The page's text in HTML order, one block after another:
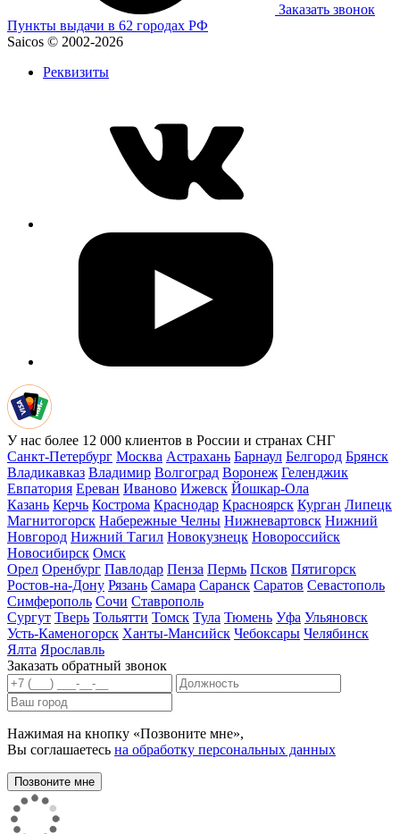
Заказать звонок
Пункты выдачи в 62 городах РФ
Saicos © 2002-2026
Реквизиты
У нас более 12 000 клиентов в России и странах СНГ
Санкт-Петербург Москва Астрахань Барнаул Белгород Брянск
Владикавказ Владимир Волгоград Воронеж Геленджик
Евпатория Ереван Иваново Ижевск Йошкар-Ола
Казань Керчь Кострома Краснодар Красноярск Курган Липецк
Магнитогорск Набережные Челны Нижневартовск Нижний
Новгород Нижний Тагил Новокузнецк Новороссийск
Новосибирск Омск
Орел Оренбург Павлодар Пенза Пермь Псков Пятигорск
Ростов-на-Дону Рязань Самара Саранск Саратов Севастополь
Симферополь Сочи Ставрополь
Сургут Тверь Тольятти Томск Тула Тюмень Уфа Ульяновск
Усть-Каменогорск Ханты-Мансийск Чебоксары Челябинск
Ялта Ярославль
Заказать обратный звонок
Нажимая на кнопку «Позвоните мне»,
Вы соглашаетесь на обработку персональных данных